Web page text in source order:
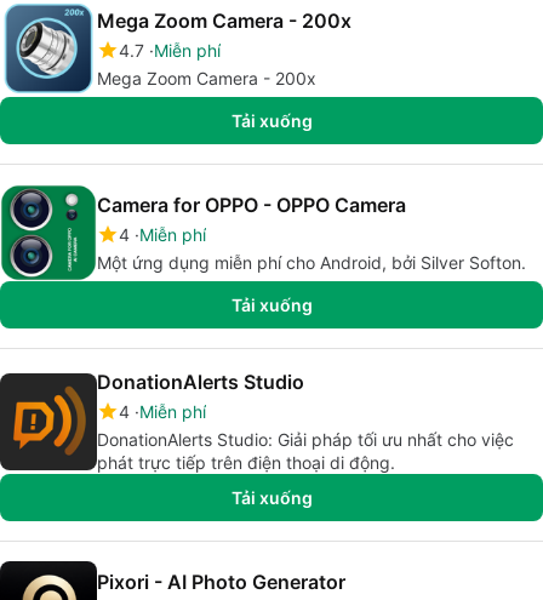
Mega Zoom Camera - 200x
4.7 Miễn phí
Mega Zoom Camera - 200x
Tải xuống
Camera for OPPO - OPPO Camera
4 Miễn phí
Một ứng dụng miễn phí cho Android, bởi Silver Softon.
Tải xuống
DonationAlerts Studio
4 Miễn phí
DonationAlerts Studio: Giải pháp tối ưu nhất cho việc
phát trực tiếp trên điện thoại di động.
Tải xuống
Pixori - AI Photo Generator